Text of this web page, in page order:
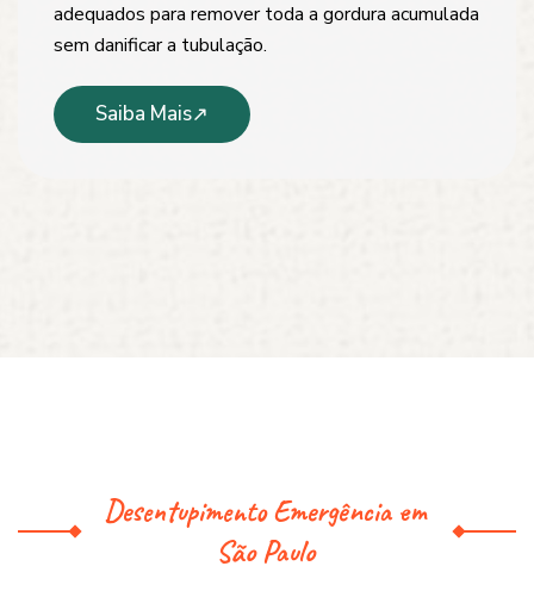
adequados para remover toda a gordura acumulada
sem danificar a tubulação.
Saiba Mais
Desentupimento Emergência em
São Paulo